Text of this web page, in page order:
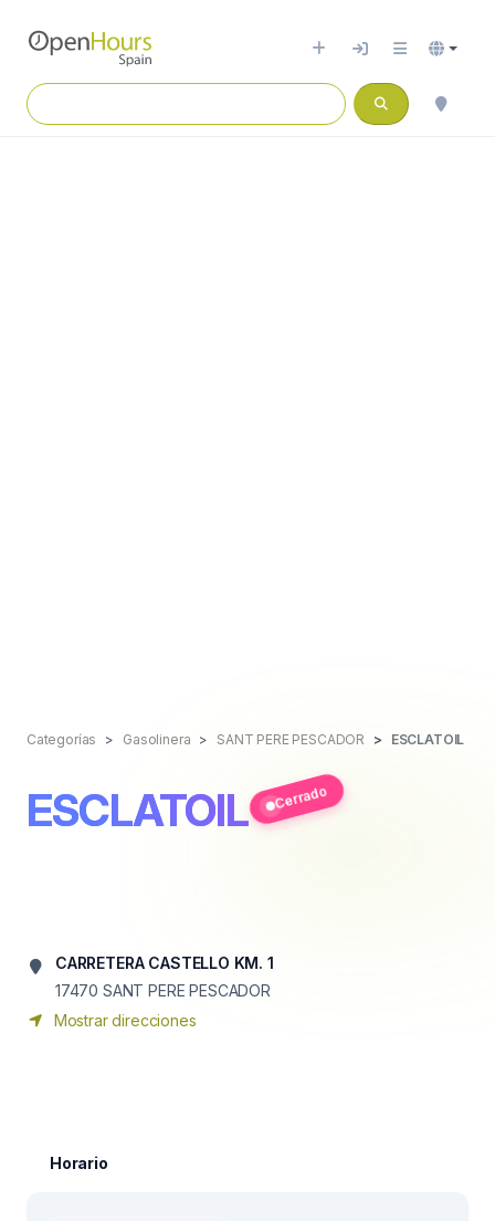
Categorías Gasolinera SANT PERE PESCADOR ESCLATOIL
ESCLATOIL Cerrado
CARRETERA CASTELLO KM. 1
17470 SANT PERE PESCADOR
Mostrar direcciones
Horario